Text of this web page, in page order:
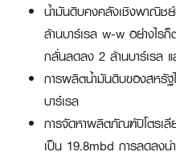
น้ำมันดิบคงคลังเชิงพาณิช
ล้านบาร์เรล w-w อย่างไร
กลั่นลดลง 2 ล้านบาร์เรล
การผลิตน้ำมันดิบของสหรั
บาร์เรล
การจัดหาผลิตภัณฑ์ปิโตรเ
เป็น 19.8mbd การลดลงน